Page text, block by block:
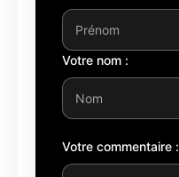
Votre nom :
Votre commentaire :